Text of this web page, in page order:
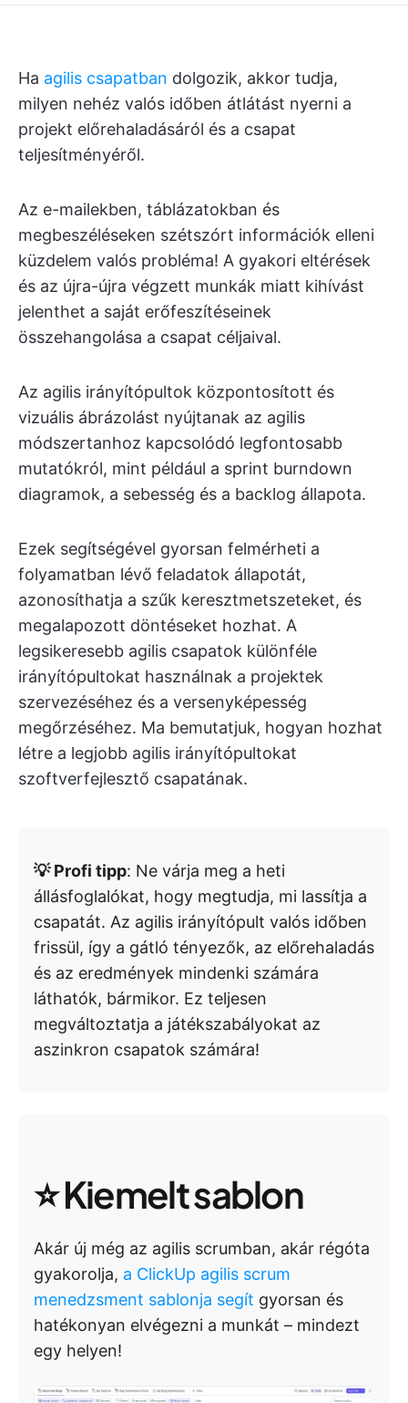
Ha agilis csapatban dolgozik, akkor tudja,
milyen nehéz valós időben átlátást nyerni a
projekt előrehaladásáról és a csapat
teljesítményéről.
Az e-mailekben, táblázatokban és
megbeszéléseken szétszórt információk elleni
küzdelem valós probléma! A gyakori eltérések
és az újra-újra végzett munkák miatt kihívást
jelenthet a saját erőfeszítéseinek
összehangolása a csapat céljaival.
Az agilis irányítópultok központosított és
vizuális ábrázolást nyújtanak az agilis
módszertanhoz kapcsolódó legfontosabb
mutatókról, mint például a sprint burndown
diagramok, a sebesség és a backlog állapota.
Ezek segítségével gyorsan felmérheti a
folyamatban lévő feladatok állapotát,
azonosíthatja a szűk keresztmetszeteket, és
megalapozott döntéseket hozhat. A
legsikeresebb agilis csapatok különféle
irányítópultokat használnak a projektek
szervezéséhez és a versenyképesség
megőrzéséhez. Ma bemutatjuk, hogyan hozhat
létre a legjobb agilis irányítópultokat
szoftverfejlesztő csapatának.
💡 Profi tipp: Ne várja meg a heti
állásfoglalókat, hogy megtudja, mi lassítja a
csapatát. Az agilis irányítópult valós időben
frissül, így a gátló tényezők, az előrehaladás
és az eredmények mindenki számára
láthatók, bármikor. Ez teljesen
megváltoztatja a játékszabályokat az
aszinkron csapatok számára!
⭐Kiemelt sablon
Akár új még az agilis scrumban, akár régóta
gyakorolja, a ClickUp agilis scrum
menedzsment sablonja segít gyorsan és
hatékonyan elvégezni a munkát – mindezt
egy helyen!